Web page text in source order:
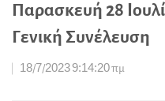
Παρασκευή 28
Γενική Συνέλευση
18/7/2023 9:14:20 πμ